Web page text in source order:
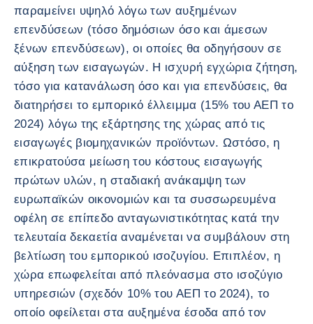
παραμείνει υψηλό λόγω των αυξημένων
επενδύσεων (τόσο δημόσιων όσο και άμεσων
ξένων επενδύσεων), οι οποίες θα οδηγήσουν σε
αύξηση των εισαγωγών. Η ισχυρή εγχώρια ζήτηση,
τόσο για κατανάλωση όσο και για επενδύσεις, θα
διατηρήσει το εμπορικό έλλειμμα (15% του ΑΕΠ το
2024) λόγω της εξάρτησης της χώρας από τις
εισαγωγές βιομηχανικών προϊόντων. Ωστόσο, η
επικρατούσα μείωση του κόστους εισαγωγής
πρώτων υλών, η σταδιακή ανάκαμψη των
ευρωπαϊκών οικονομιών και τα συσσωρευμένα
οφέλη σε επίπεδο ανταγωνιστικότητας κατά την
τελευταία δεκαετία αναμένεται να συμβάλουν στη
βελτίωση του εμπορικού ισοζυγίου. Επιπλέον, η
χώρα επωφελείται από πλεόνασμα στο ισοζύγιο
υπηρεσιών (σχεδόν 10% του ΑΕΠ το 2024), το
οποίο οφείλεται στα αυξημένα έσοδα από τον